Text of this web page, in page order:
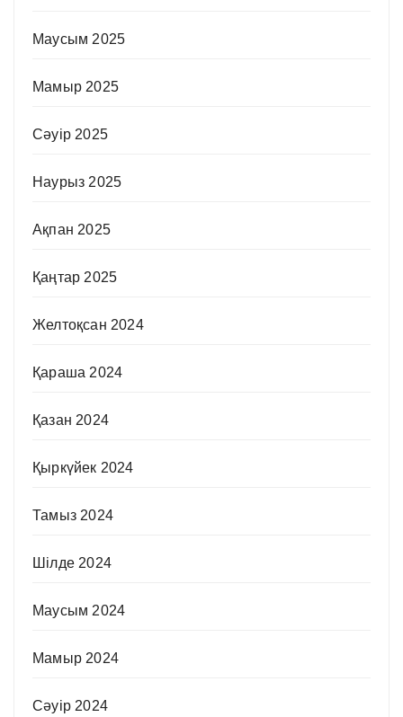
Маусым 2025
Мамыр 2025
Сәуір 2025
Наурыз 2025
Ақпан 2025
Қаңтар 2025
Желтоқсан 2024
Қараша 2024
Қазан 2024
Қыркүйек 2024
Тамыз 2024
Шілде 2024
Маусым 2024
Мамыр 2024
Сәуір 2024